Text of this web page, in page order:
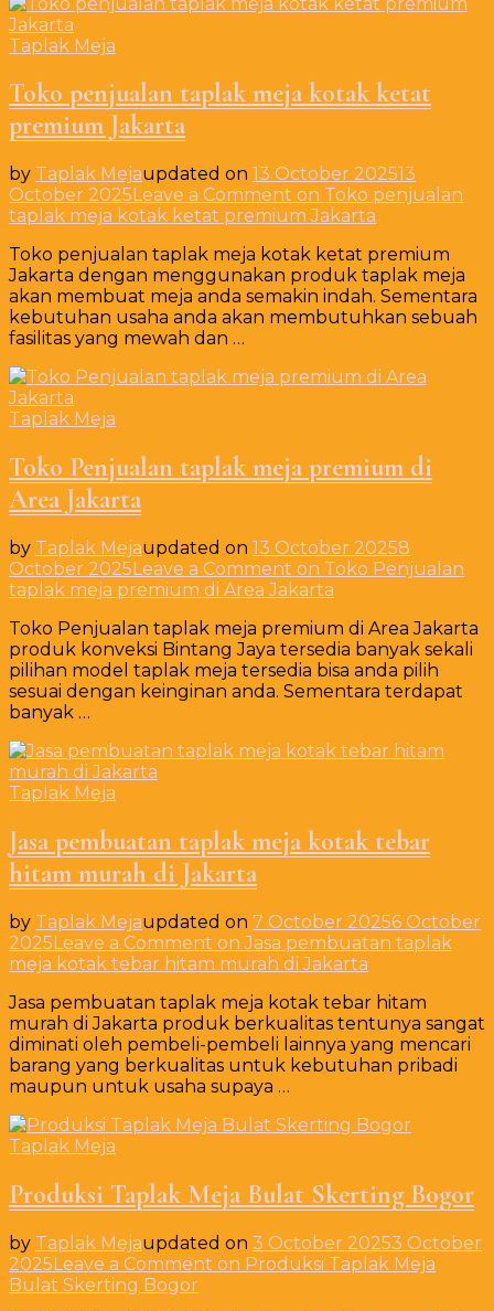
Taplak Meja
Toko penjualan taplak meja kotak ketat
premium Jakarta
by Taplak Mejaupdated on 13 October 202513
October 2025 Leave a Comment on Toko penjualan
taplak meja kotak ketat premium Jakarta
Toko penjualan taplak meja kotak ketat premium
Jakarta dengan menggunakan produk taplak meja
akan membuat meja anda semakin indah. Sementara
kebutuhan usaha anda akan membutuhkan sebuah
fasilitas yang mewah dan …
Taplak Meja
Toko Penjualan taplak meja premium di
Area Jakarta
by Taplak Mejaupdated on 13 October 20258
October 2025Leave a Comment on Toko Penjualan
taplak meja premium di Area Jakarta
Toko Penjualan taplak meja premium di Area Jakarta
produk konveksi Bintang Jaya tersedia banyak sekali
pilihan model taplak meja tersedia bisa anda pilih
sesuai dengan keinginan anda. Sementara terdapat
banyak …
Taplak Meja
Jasa pembuatan taplak meja kotak tebar
hitam murah di Jakarta
by Taplak Mejaupdated on 7 October 20256 October
2025Leave a Comment on Jasa pembuatan taplak
meja kotak tebar hitam murah di Jakarta
Jasa pembuatan taplak meja kotak tebar hitam
murah di Jakarta produk berkualitas tentunya sangat
diminati oleh pembeli-pembeli lainnya yang mencari
barang yang berkualitas untuk kebutuhan pribadi
maupun untuk usaha supaya …
Taplak Meja
Produksi Taplak Meja Bulat Skerting Bogor
by Taplak Mejaupdated on 3 October 20253 October
2025Leave a Comment on Produksi Taplak Meja
Bulat Skerting Bogor